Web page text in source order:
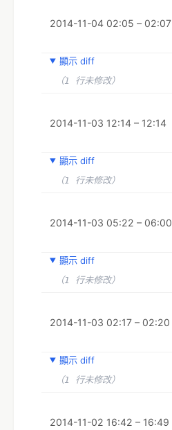
2014-11-04 02:05 – 02:07
顯示 diff
（1 行未修改）
2014-11-03 12:14 – 12:14
顯示 diff
（1 行未修改）
2014-11-03 05:22 – 06:00
顯示 diff
（1 行未修改）
2014-11-03 02:17 – 02:20
顯示 diff
（1 行未修改）
2014-11-02 16:42 – 16:49